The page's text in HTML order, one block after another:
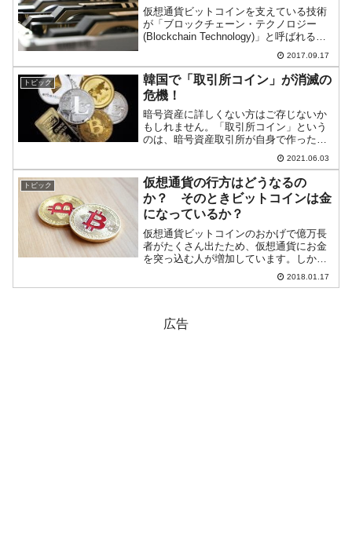
仮想通貨ビットコインを支えている技術
が「ブロックチェーン・テクノロジー
(Blockchain Technology)」と呼ばれるも
のです。実際に手にできない仮想通貨で
すが、偽造できたり、持っているふりが
できたりしてはいけませんので、そのた
め...
2017.09.17
トピック
韓国で「取引所コイン」が消滅の
危機！
暗号資産に詳しくない方はご存じないか
もしれません。「取引所コイン」という
のは、暗号資産取引所が自身で作った仮
想通貨のことです。問題は、自分たちで
作成したホワイト・ペーパーを自分たち
で審査して上場していることです。利益
相反が問題になりますし、...
2021.06.03
トピック
仮想通貨の行方はどうなるの
か？ そのときビットコインは金
になっているか？
仮想通貨ビットコインのおかげで億万長
者がたくさん出たため、仮想通貨にお金
を突っ込む人が増加しています。しか
し、仮想通貨がこの先どうなるかという
点については、いわゆる評論家や著名な
2018.01.17
広告